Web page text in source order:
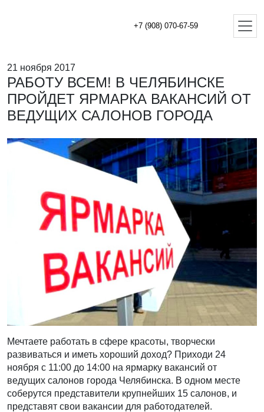
+7 (908) 070-67-59
21 ноября 2017
РАБОТУ ВСЕМ! В ЧЕЛЯБИНСКЕ
ПРОЙДЕТ ЯРМАРКА ВАКАНСИЙ ОТ
ВЕДУЩИХ САЛОНОВ ГОРОДА
Мечтаете работать в сфере красоты, творчески
развиваться и иметь хороший доход? Приходи 24
ноября с 11:00 до 14:00 на ярмарку вакансий от
ведущих салонов города Челябинска. В одном месте
соберутся представители крупнейших 15 салонов, и
представят свои вакансии для работодателей.